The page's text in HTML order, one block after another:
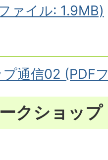
ァイル: 1.9MB)
通信02 (PDF
クショッ